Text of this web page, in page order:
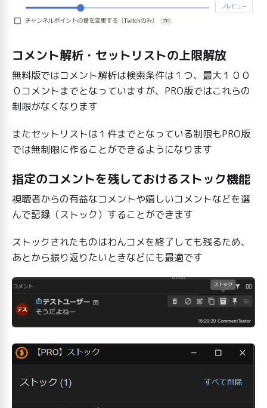
コメント解析・セットリストの上限解放
無料版ではコメント解析は検索条件は１つ、最大１００
０コメントまでとなっていますが、PRO版ではこれらの
制限がなくなります
またセットリストは１件までとなっている制限もPRO版
では無制限に作ることができるようになります
指定のコメントを残しておけるストック機能
視聴者からの有益なコメントや嬉しいコメントなどを選
んで記録（ストック）することができます
ストックされたものはわんコメを終了しても残るため、
あとから振り返りたいときなどにも最適です